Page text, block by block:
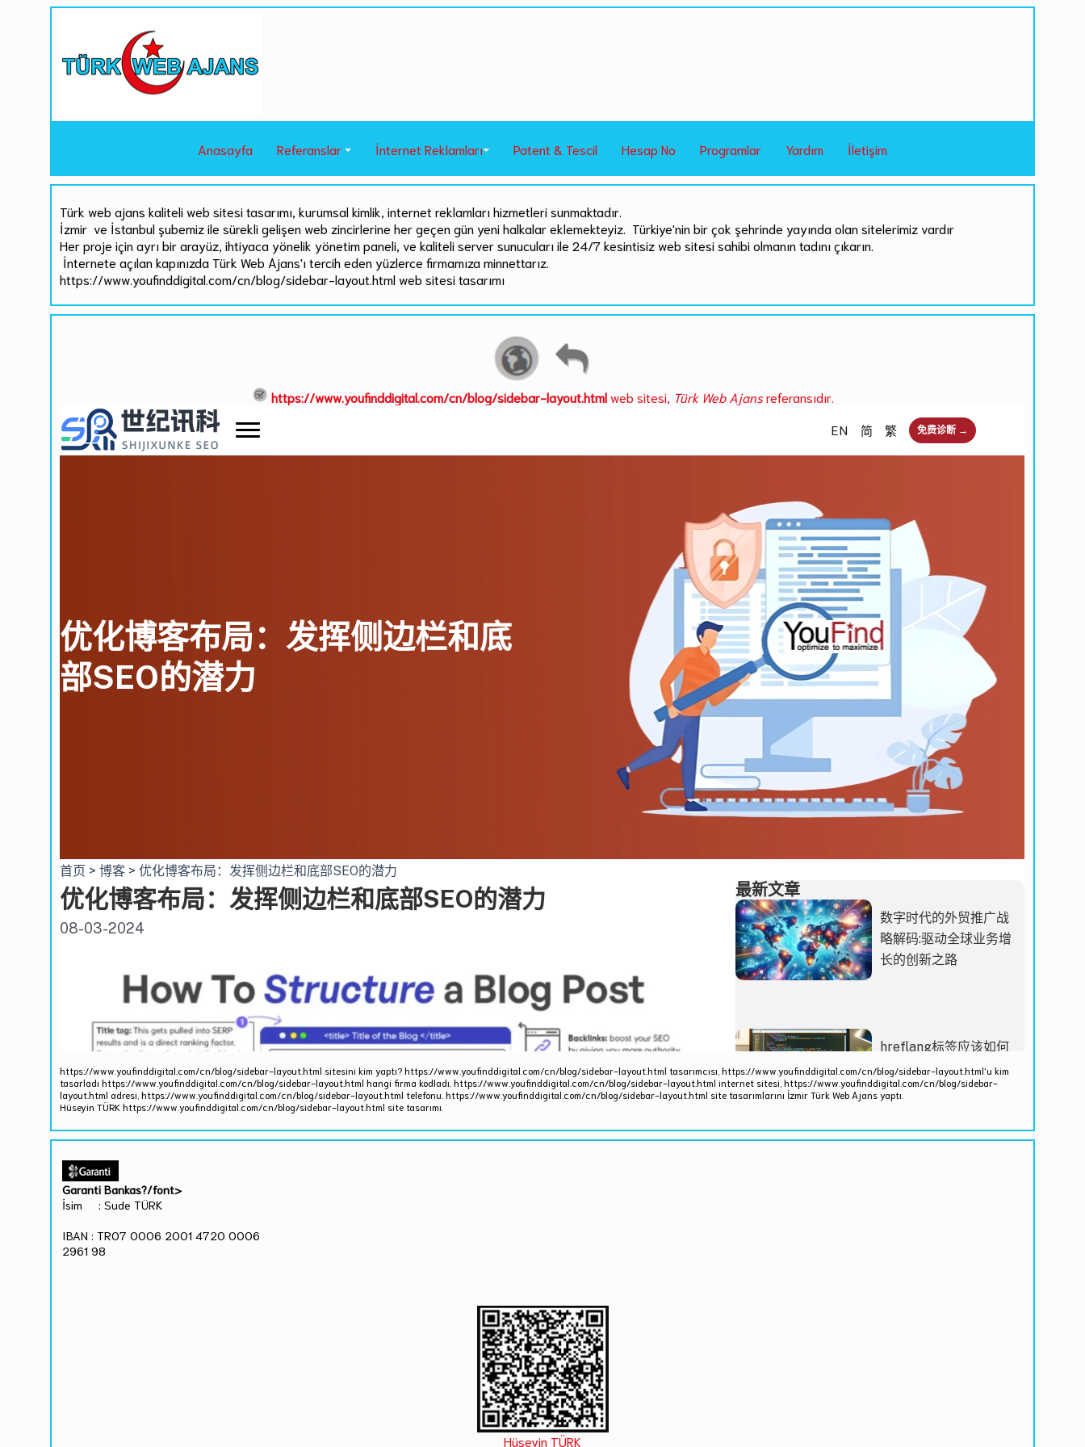
Anasayfa Referanslar İnternet Reklamları Patent & Tescil Hesap No Programlar Yardım İletişim
Türk web ajans kaliteli web sitesi tasarımı, kurumsal kimlik, internet reklamları hizmetleri sunmaktadır.
İzmir ve İstanbul şubemiz ile sürekli gelişen web zincirlerine her geçen gün yeni halkalar eklemekteyiz. Türkiye'nin bir çok şehrinde yayında olan sitelerimiz vardır
Her proje için ayrı bir arayüz, ihtiyaca yönelik yönetim paneli, ve kaliteli server sunucuları ile 24/7 kesintisiz web sitesi sahibi olmanın tadını çıkarın.
İnternete açılan kapınızda Türk Web Ajans'ı tercih eden yüzlerce firmamıza minnettarız.
https://www.youfinddigital.com/cn/blog/sidebar-layout.html web sitesi tasarımı
https://www.youfinddigital.com/cn/blog/sidebar-layout.htmlweb sitesi, Türk Web Ajansreferansıdır.
https://www.youfinddigital.com/cn/blog/sidebar-layout.html sitesini kim yaptı? https://www.youfinddigital.com/cn/blog/sidebar-layout.html tasarımcısı, https://www.youfinddigital.com/cn/blog/sidebar-layout.html'u kim
tasarladı https://www.youfinddigital.com/cn/blog/sidebar-layout.html hangi firma kodladı. https://www.youfinddigital.com/cn/blog/sidebar-layout.html internet sitesi, https://www.youfinddigital.com/cn/blog/sidebar-
layout.html adresi, https://www.youfinddigital.com/cn/blog/sidebar-layout.html telefonu. https://www.youfinddigital.com/cn/blog/sidebar-layout.html site tasarımlarını İzmir Türk Web Ajans yaptı.
Hüseyin TÜRK https://www.youfinddigital.com/cn/blog/sidebar-layout.html site tasarımı.
Garanti Bankas?/font>
İsim : Sude TÜRK
IBAN : TR07 0006 2001 4720 0006
2961 98
Hüseyin TÜRK